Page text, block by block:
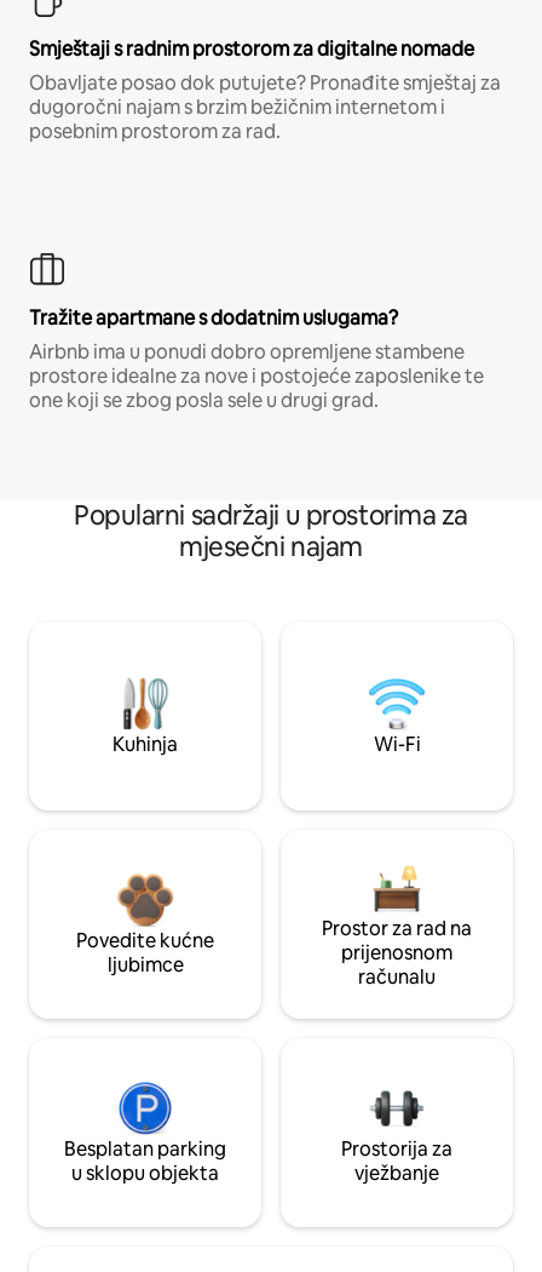
Smještaji s radnim prostorom za digitalne nomade
Obavljate posao dok putujete? Pronađite smještaj za
dugoročni najam s brzim bežičnim internetom i
posebnim prostorom za rad.
Tražite apartmane s dodatnim uslugama?
Airbnb ima u ponudi dobro opremljene stambene
prostore idealne za nove i postojeće zaposlenike te
one koji se zbog posla sele u drugi grad.
Popularni sadržaji u prostorima za
mjesečni najam
Kuhinja Wi-Fi
Povedite kućne
ljubimce
Prostor za rad na
prijenosnom
računalu
Besplatan parking
u sklopu objekta
Prostorija za
vježbanje